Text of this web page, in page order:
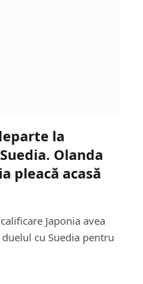
la
Olanda
pleacă acasă
Japonia avea
cu Suedia pentru